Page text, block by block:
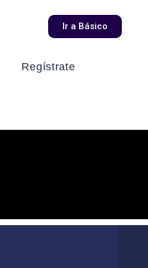
Ir a Básico
Regístrate